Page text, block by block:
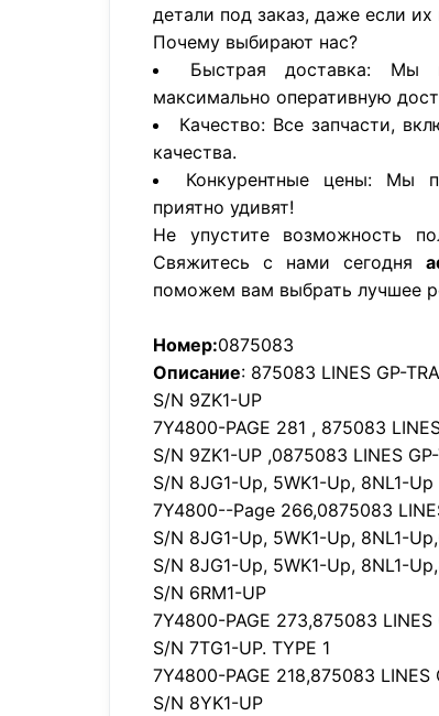
детали под заказ, даже если
Почему выбирают нас?
Быстрая доставка: Мы
максимально оперативную
Качество: Все запчасти,
качества.
Конкурентные цены: Мы
приятно удивят!
Не упустите возможность
Свяжитесь с нами сегодня
поможем вам выбрать лучшее
Номер:0875083
Описание: 875083 LINES GP-
S/N 9ZK1-UP
7Y4800-PAGE 281 , 875083
S/N 9ZK1-UP ,0875083 LINES
S/N 8JG1-Up, 5WK1-Up, 8NL1-Up
7Y4800--Page 266,0875083
S/N 8JG1-Up, 5WK1-Up, 8NL1-
S/N 8JG1-Up, 5WK1-Up, 8NL1-
S/N 6RM1-UP
7Y4800-PAGE 273,875083 LINES
S/N 7TG1-UP. TYPE 1
7Y4800-PAGE 218,875083 LINES
S/N 8YK1-UP